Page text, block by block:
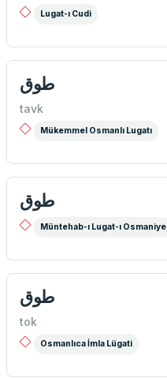
Lugat-ı Cudi
طوق
tavk
Mükemmel Osmanlı Lugatı
طوق
Müntehab-ı Lugat-ı Osmaniye
طوق
tok
Osmanlıca İmla Lügati